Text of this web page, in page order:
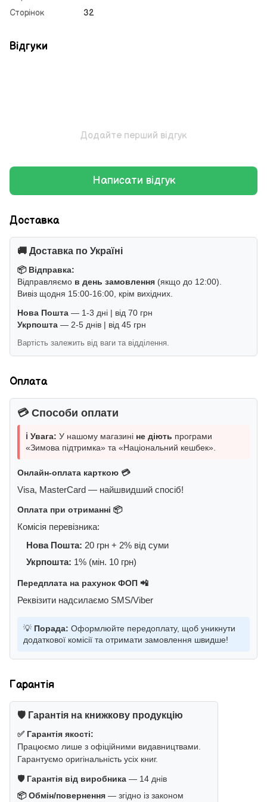
Сторінок
32
Відгуки
Додайте перший відгук
Написати відгук
Доставка
🚚 Доставка по Україні
📦 Відправка:
Відправляємо в день замовлення (якщо до 12:00).
Вивіз щодня 15:00-16:00, крім вихідних.
Нова Пошта — 1-3 дні | від 70 грн
Укрпошта — 2-5 днів | від 45 грн
Вартість залежить від ваги та відділення.
Оплата
💳 Способи оплати
ℹ️ Увага: У нашому магазині не діють програми
«Зимова підтримка» та «Національний кешбек».
Онлайн-оплата карткою 💳
Visa, MasterCard — найшвидший спосіб!
Оплата при отриманні 📦
Комісія перевізника:
Нова Пошта: 20 грн + 2% від суми
Укрпошта: 1% (мін. 10 грн)
Передплата на рахунок ФОП 📲
Реквізити надсилаємо SMS/Viber
💡 Порада: Оформлюйте передоплату, щоб уникнути
додаткової комісії та отримати замовлення швидше!
Гарантія
🛡️ Гарантія на книжкову продукцію
✅ Гарантія якості:
Працюємо лише з офіційними видавництвами.
Гарантуємо оригінальність усіх книг.
🛡️ Гарантія від виробника — 14 днів
📦 Обмін/повернення — згідно із законом